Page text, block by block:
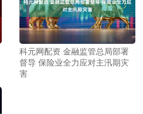
科元网配资 金融监管总局部署
督导 保险业全力应对主汛期灾
害